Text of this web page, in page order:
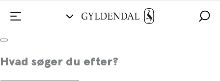
Hvad søger du efter?
Lili syr en ting